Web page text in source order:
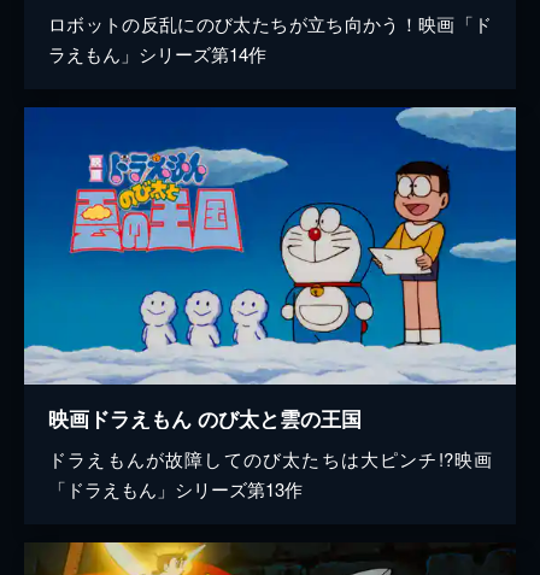
ロボットの反乱にのび太たちが立ち向かう！映画「ド
ラえもん」シリーズ第14作
映画ドラえもん のび太と雲の王国
ドラえもんが故障してのび太たちは大ピンチ!?映画
「ドラえもん」シリーズ第13作